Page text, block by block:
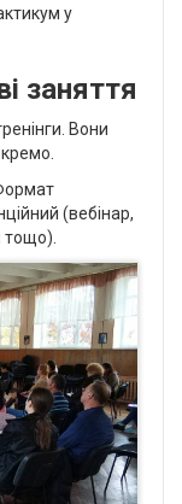
у
заняття
Вони
(вебінар,
тощо).